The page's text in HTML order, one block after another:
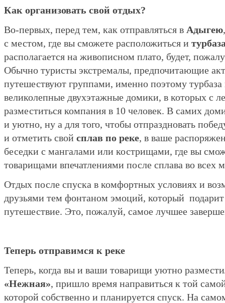
Как организовать свой отдых?
Во-первых, перед тем, как отправляться в Адыгею
с местом, где вы сможете расположиться и
располагается на живописном плато, будет,
Обычно туристы экстремалы, предпочитающие
путешествуют группами, именно поэтому турбаза
великолепные двухэтажные домики, в которых с
разместиться компания в 10 человек. В самих
и уютно, ну а для того, чтобы отпраздновать
и отметить свой сплав по реке, в ваше
беседки с мангалами или кострищами, где вы
товарищами впечатлениями после сплава во всех
Отдых после спуска в комфортных условиях и
друзьями тем фонтаном эмоций, который подарит
путешествие. Это, пожалуй, самое лучшее
Теперь отправимся к реке
Теперь, когда вы и ваши товарищи уютно
«Нежная», пришло время направиться к той
которой собственно и планируется спуск. На